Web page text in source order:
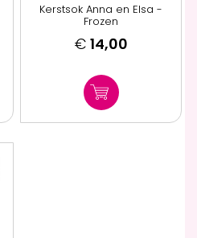
Kerstsok Anna en Elsa -
Frozen
€ 14,00